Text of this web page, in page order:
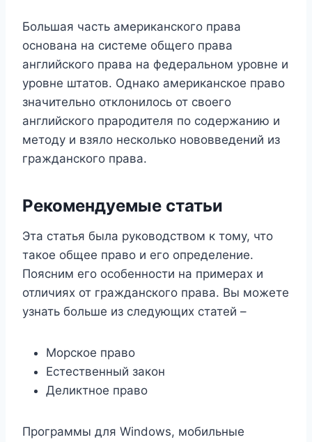
Большая часть американского права
основана на системе общего права
английского права на федеральном уровне и
уровне штатов. Однако американское право
значительно отклонилось от своего
английского прародителя по содержанию и
методу и взяло несколько нововведений из
гражданского права.
Рекомендуемые статьи
Эта статья была руководством к тому, что
такое общее право и его определение.
Поясним его особенности на примерах и
отличиях от гражданского права. Вы можете
узнать больше из следующих статей –
Морское право
Естественный закон
Деликтное право
Программы для Windows, мобильные